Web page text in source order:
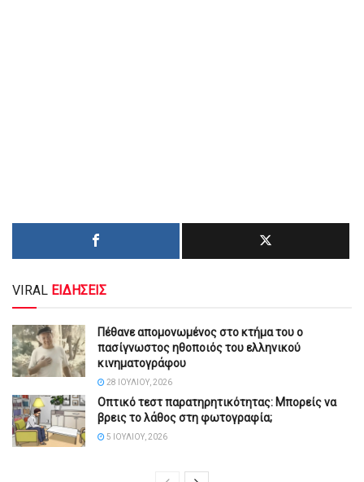
VIRAL ΕΙΔΗΣΕΙΣ
Πέθανε απομονωμένος στο κτήμα του ο
πασίγνωστος ηθοποιός του ελληνικού
κινηματογράφου
28 ΙΟΥΛΊΟΥ, 2026
Οπτικό τεστ παρατηρητικότητας: Μπορείς να
βρεις το λάθος στη φωτογραφία;
5 ΙΟΥΛΊΟΥ, 2026